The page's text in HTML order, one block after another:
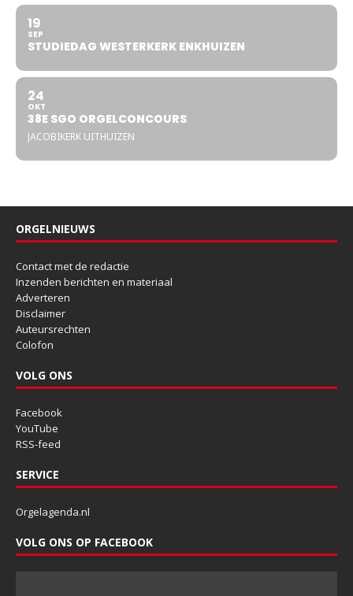
19
SEP
STUDIEDAG WESTERKERK ENKHUIZEN
24
OKT
38E SGO ORGELCONCOURS
JACOBIKERK UITHUIZEN
ORGELNIEUWS
Contact met de redactie
Inzenden berichten en materiaal
Adverteren
Disclaimer
Auteursrechten
Colofon
VOLG ONS
Facebook
YouTube
RSS-feed
SERVICE
Orgelagenda.nl
VOLG ONS OP FACEBOOK